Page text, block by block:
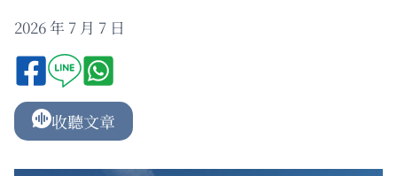
2026 年 7 月 7 日
收聽文章